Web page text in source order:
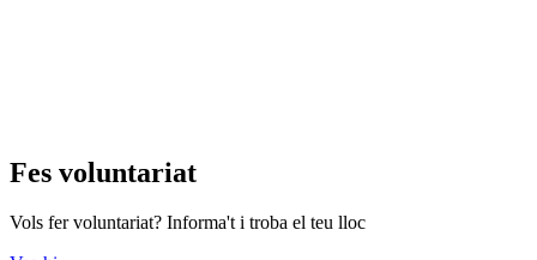
Fes voluntariat
Vols fer voluntariat? Informa't i troba el teu lloc